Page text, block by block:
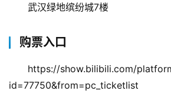
武汉绿地缤纷城7楼
购票入口
https://show.bilibili.com/
id=77750&from=pc_ticketlist